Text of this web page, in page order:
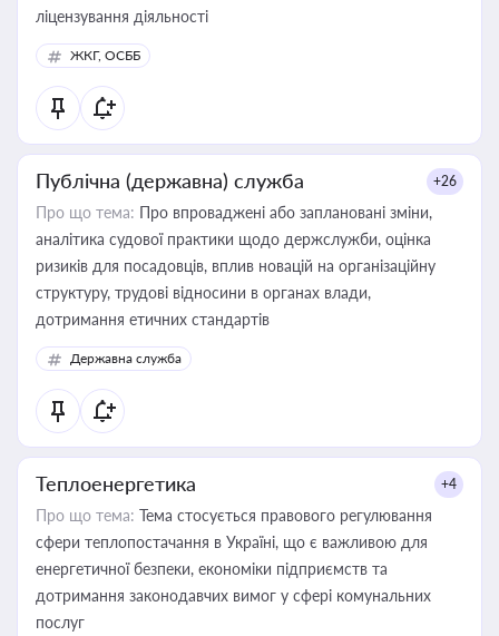
ліцензування діяльності
ЖКГ, ОСББ
Публічна (державна) служба +26
Про що тема: Про впроваджені або заплановані зміни,
аналітика судової практики щодо держслужби, оцінка
ризиків для посадовців, вплив новацій на організаційну
структуру, трудові відносини в органах влади,
дотримання етичних стандартів
Державна служба
Теплоенергетика +4
Про що тема: Тема стосується правового регулювання
сфери теплопостачання в Україні, що є важливою для
енергетичної безпеки, економіки підприємств та
дотримання законодавчих вимог у сфері комунальних
послуг